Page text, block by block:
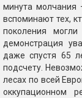
минута молчания
вспоминают тех,
поколения
демонстрация
даже спустя 65
подсчету.
лесах по всей
оккупационном